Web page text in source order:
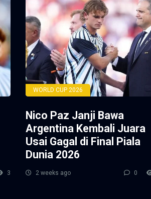
3
WORLD CUP 2026
Nico Paz Janji Bawa
Argentina Kembali Juara
Usai Gagal di Final Piala
Dunia 2026
2 weeks ago 0